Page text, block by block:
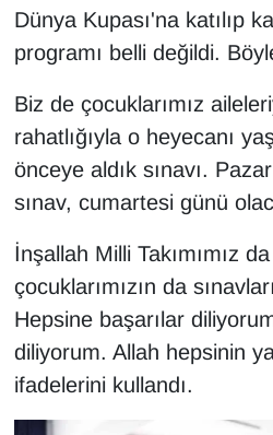
Dünya Kupası'na katılıp
programı belli değildi.
Biz de çocuklarımız
rahatlığıyla o heyecanı
önceye aldık sınavı.
sınav, cumartesi günü
İnşallah Milli Takımımız
çocuklarımızın da
Hepsine başarılar
diliyorum. Allah hepsinin
ifadelerini kullandı.
SİYASET
TEBRİK
TEKNOLOJİ
Turizm
Vasıta
YAŞAM